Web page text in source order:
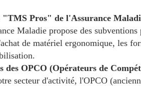
"TMS Pros" de l'Assurance
Maladie propose des
de matériel ergonomique, les
des OPCO (Opérateurs de
secteur d'activité, l'OPCO